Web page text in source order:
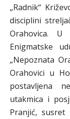
„Radnik“
disciplini
Orahovica. U
Enigmatske
„Nepoznata
Orahovici u
postavljena
utakmica i
Pranjić, susret